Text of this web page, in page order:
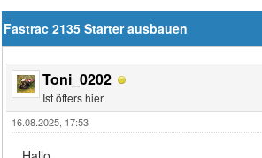
Fastrac 2135 Starter ausbauen
Toni_0202
Ist öfters hier
16.08.2025, 17:53